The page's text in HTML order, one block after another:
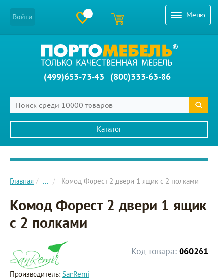
Меню
Войти
(499)653-73-43 (800)333-63-86
Каталог
Главное меню сайта
Главная ... Комод Форест 2 двери 1 ящик с 2 полками
Комод Форест 2 двери 1 ящик
с 2 полками
Код товара: 060261
Производитель: SanRemi